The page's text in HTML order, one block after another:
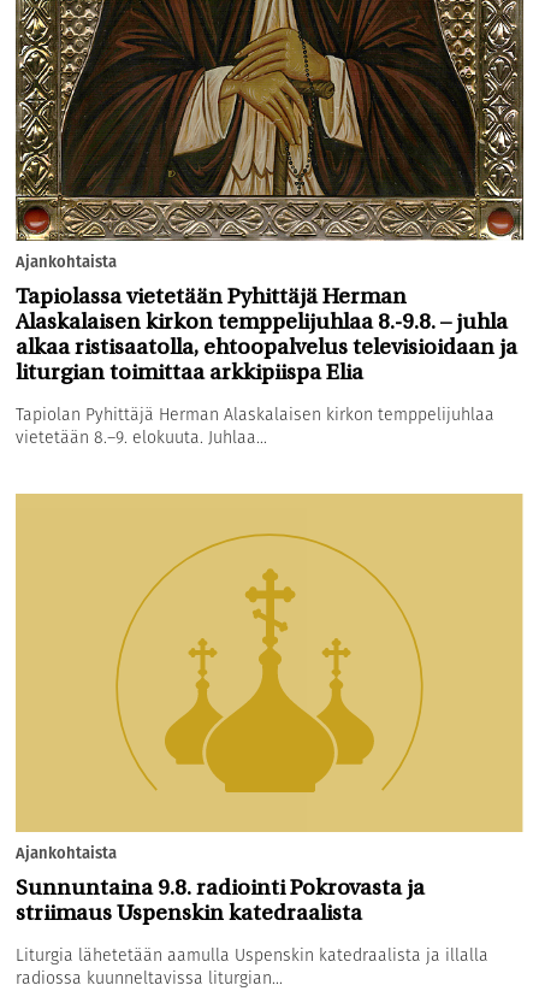
Ajankohtaista
Tapiolassa vietetään Pyhittäjä Herman
Alaskalaisen kirkon temppelijuhlaa 8.-9.8. – juhla
alkaa ristisaatolla, ehtoopalvelus televisioidaan ja
liturgian toimittaa arkkipiispa Elia
Tapiolan Pyhittäjä Herman Alaskalaisen kirkon temppelijuhlaa
vietetään 8.–9. elokuuta. Juhlaa...
Ajankohtaista
Sunnuntaina 9.8. radiointi Pokrovasta ja
striimaus Uspenskin katedraalista
Liturgia lähetetään aamulla Uspenskin katedraalista ja illalla
radiossa kuunneltavissa liturgian...